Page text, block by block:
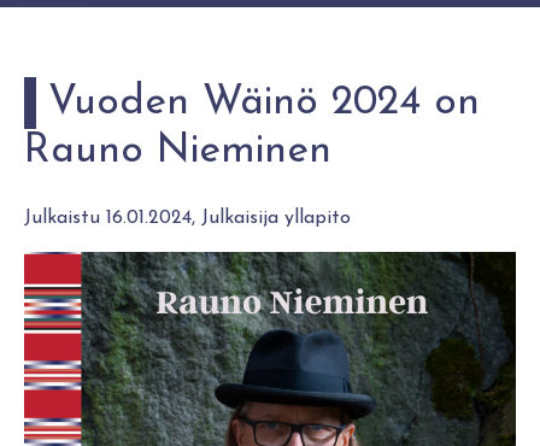
Vuoden Wäinö 2024 on
Rauno Nieminen
Julkaistu 16.01.2024, Julkaisija yllapito